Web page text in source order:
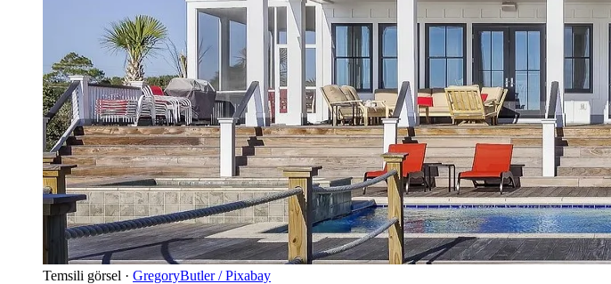
Temsili görsel · GregoryButler / Pixabay